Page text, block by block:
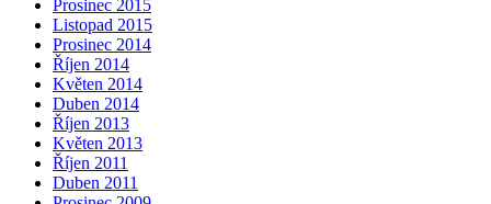
Prosinec 2015
Listopad 2015
Prosinec 2014
Říjen 2014
Květen 2014
Duben 2014
Říjen 2013
Květen 2013
Říjen 2011
Duben 2011